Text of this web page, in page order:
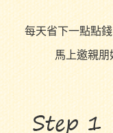
每天省下一點點
馬上邀親朋